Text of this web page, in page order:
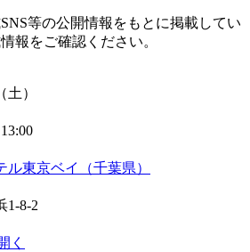
等の公開情報をもとに掲載してい
報をご確認ください。
土）
ル東京ベイ（千葉県）
1-8-2
く